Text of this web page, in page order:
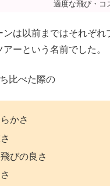
適度な飛び・コ
は以前まではそれぞれ
ーという名前でした。
比べた際の
かさ
びの良さ